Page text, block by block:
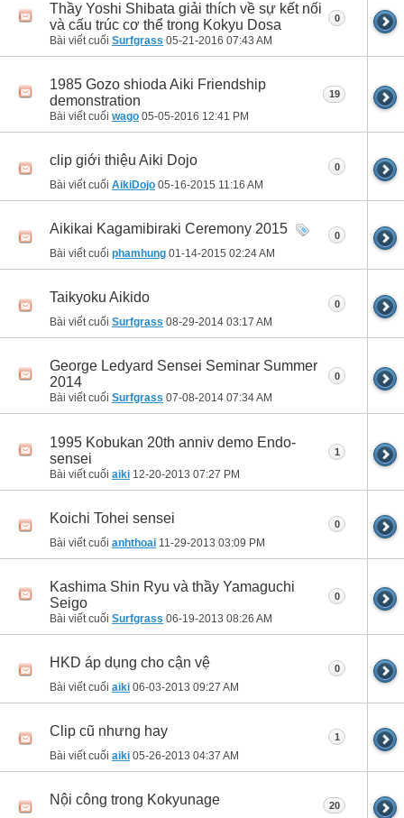
Thầy Yoshi Shibata giải thích về sự kết nối
và cấu trúc cơ thể trong Kokyu Dosa
Bài viết cuối Surfgrass 05-21-2016 07:43 AM
0
1985 Gozo shioda Aiki Friendship
demonstration
Bài viết cuối wago 05-05-2016 12:41 PM
19
clip giới thiệu Aiki Dojo
Bài viết cuối AikiDojo 05-16-2015 11:16 AM
0
Aikikai Kagamibiraki Ceremony 2015
Bài viết cuối phamhung 01-14-2015 02:24 AM
0
Taikyoku Aikido
Bài viết cuối Surfgrass 08-29-2014 03:17 AM
0
George Ledyard Sensei Seminar Summer
2014
Bài viết cuối Surfgrass 07-08-2014 07:34 AM
0
1995 Kobukan 20th anniv demo Endo-
sensei
Bài viết cuối aiki 12-20-2013 07:27 PM
1
Koichi Tohei sensei
Bài viết cuối anhthoai 11-29-2013 03:09 PM
0
Kashima Shin Ryu và thầy Yamaguchi
Seigo
Bài viết cuối Surfgrass 06-19-2013 08:26 AM
0
HKD áp dụng cho cận vệ
Bài viết cuối aiki 06-03-2013 09:27 AM
0
Clip cũ nhưng hay
Bài viết cuối aiki 05-26-2013 04:37 AM
1
Nội công trong Kokyunage 20